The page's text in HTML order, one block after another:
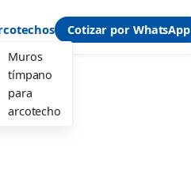
Muros
tímpano
para
arcotecho
Cotizar por WhatsApp